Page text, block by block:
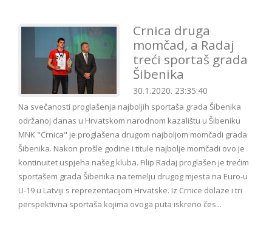
Crnica druga
momčad, a Radaj
treći sportaš grada
Šibenika
30.1.2020. 23:35:40
Na svečanosti proglašenja najboljih sportaša grada Šibenika
održanoj danas u Hrvatskom narodnom kazalištu u Šibeniku
MNK "Crnica" je proglašena drugom najboljom momčadi grada
Šibenika. Nakon prošle godine i titule najbolje momčadi ovo je
kontinuitet uspjeha našeg kluba. Filip Radaj proglašen je trećim
sportašem grada Šibenika na temelju drugog mjesta na Euro-u
U-19 u Latviji s reprezentacijom Hrvatske. Iz Crnice dolaze i tri
perspektivna sportaša kojima ovoga puta iskreno čes...